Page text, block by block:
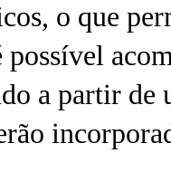
o que
a partir